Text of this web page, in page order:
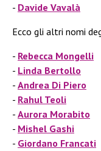
Davide Vavalà
Ecco gli altri nomi
Rebecca Mongelli
Linda Bertollo
Andrea Di Piero
Rahul Teoli
Aurora Morabito
Mishel Gashi
Giordano Francati